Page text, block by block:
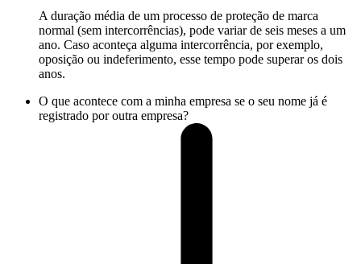
A duração média de um processo de proteção de marca
normal (sem intercorrências), pode variar de seis meses a um
ano. Caso aconteça alguma intercorrência, por exemplo,
oposição ou indeferimento, esse tempo pode superar os dois
anos.
O que acontece com a minha empresa se o seu nome já é
registrado por outra empresa?